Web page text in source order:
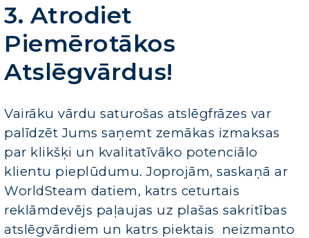
3. Atrodiet
Piemērotākos
Atslēgvārdus!
Vairāku vārdu saturošas atslēgfrāzes var
palīdzēt Jums saņemt zemākas izmaksas
par klikšķi un kvalitatīvāko potenciālo
klientu pieplūdumu. Joprojām, saskaņā ar
WorldSteam datiem, katrs ceturtais
reklāmdevējs paļaujas uz plašas sakritības
atslēgvārdiem un katrs piektais neizmanto